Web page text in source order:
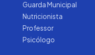
Guarda Municipal
Nutricionista
Professor
Psicólogo